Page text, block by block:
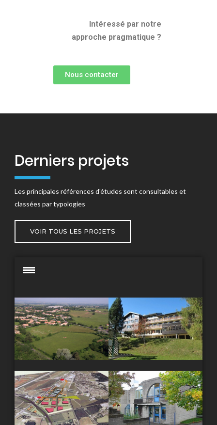
Intéressé par notre
approche pragmatique ?
Nous contacter
Derniers projets
Les principales références d'études sont consultables et
classées par typologies
VOIR TOUS LES PROJETS